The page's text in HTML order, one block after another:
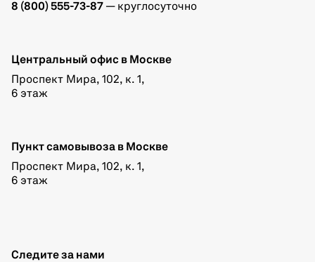
8 (800) 555-73-87 — круглосуточно
Центральный офис в Москве
Проспект Мира, 102, к. 1,
6 этаж
Пункт самовывоза в Москве
Проспект Мира, 102, к. 1,
6 этаж
Следите за нами